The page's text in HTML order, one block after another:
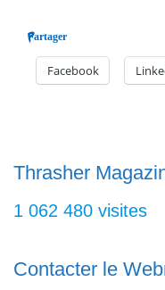
la relance,
Au milieu des
inclinés) et
composent le
Partager
Facebook
Thrasher
1 062 480 visites
Contacter le